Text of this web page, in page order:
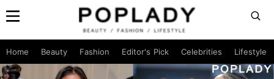
Home Beauty Fashion Editor's Pick Celebrities Lifestyle